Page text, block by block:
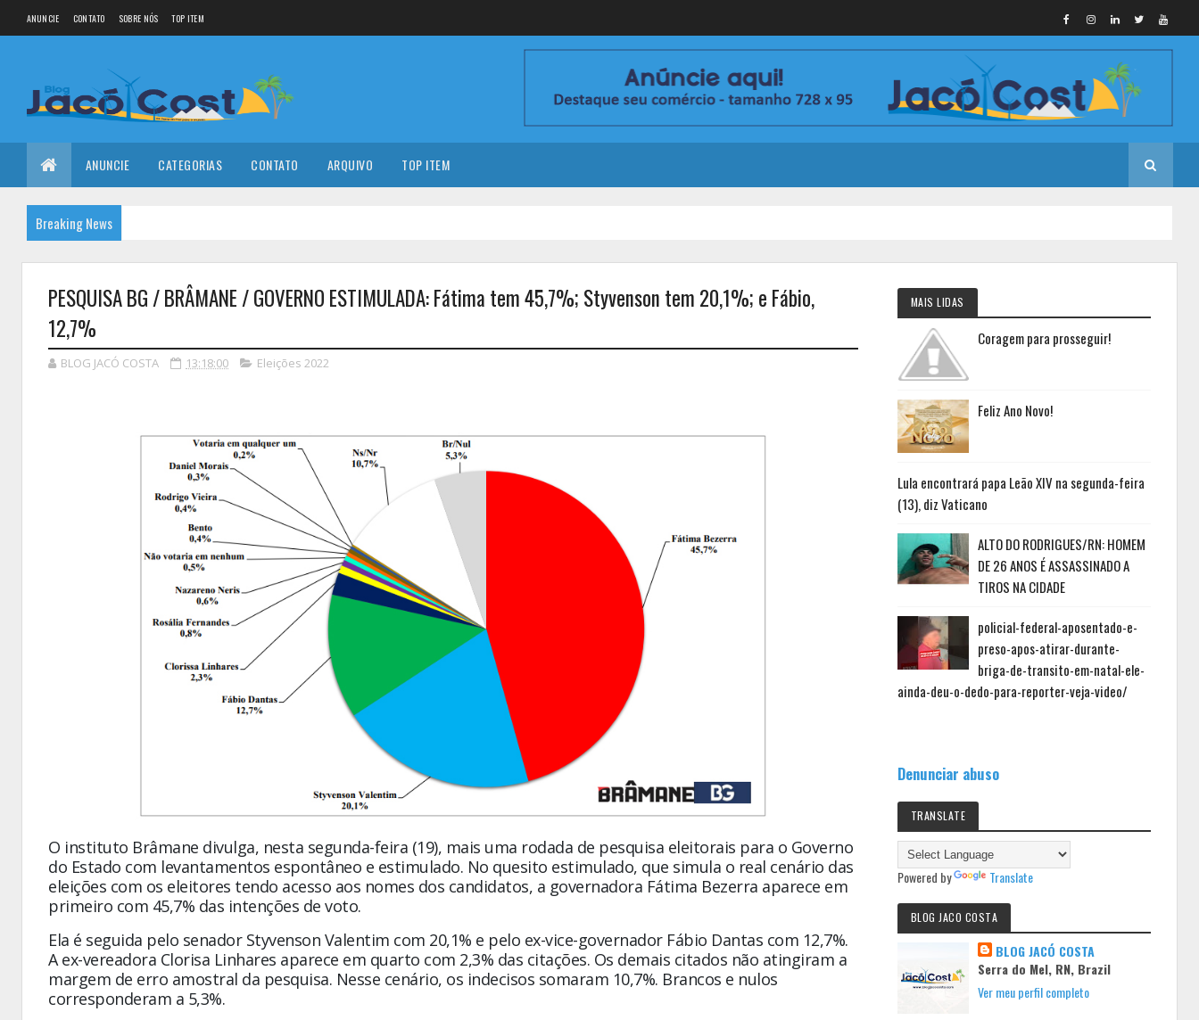
ANUNCIE CONTATO SOBRE NÓS TOP ITEM
ANUNCIE CATEGORIAS CONTATO ARQUIVO TOP ITEM
Breaking News
PESQUISA BG / BRÂMANE / GOVERNO ESTIMULADA: Fátima tem 45,7%; Styvenson tem 20,1%; e Fábio,
12,7%
BLOG JACÓ COSTA 13:18:00 Eleições 2022
O instituto Brâmane divulga, nesta segunda-feira (19), mais uma rodada de pesquisa eleitorais para o Governo
do Estado com levantamentos espontâneo e estimulado. No quesito estimulado, que simula o real cenário das
eleições com os eleitores tendo acesso aos nomes dos candidatos, a governadora Fátima Bezerra aparece em
primeiro com 45,7% das intenções de voto.
Ela é seguida pelo senador Styvenson Valentim com 20,1% e pelo ex-vice-governador Fábio Dantas com 12,7%.
A ex-vereadora Clorisa Linhares aparece em quarto com 2,3% das citações. Os demais citados não atingiram a
margem de erro amostral da pesquisa. Nesse cenário, os indecisos somaram 10,7%. Brancos e nulos
corresponderam a 5,3%.
MAIS LIDAS
Coragem para prosseguir!
Feliz Ano Novo!
Lula encontrará papa Leão XIV na segunda-feira
(13), diz Vaticano
ALTO DO RODRIGUES/RN: HOMEM
DE 26 ANOS É ASSASSINADO A
TIROS NA CIDADE
policial-federal-aposentado-e-
preso-apos-atirar-durante-
briga-de-transito-em-natal-ele-
ainda-deu-o-dedo-para-reporter-veja-video/
Denunciar abuso
TRANSLATE
Powered by Translate
BLOG JACO COSTA
BLOG JACÓ COSTA
Serra do Mel, RN, Brazil
Ver meu perfil completo